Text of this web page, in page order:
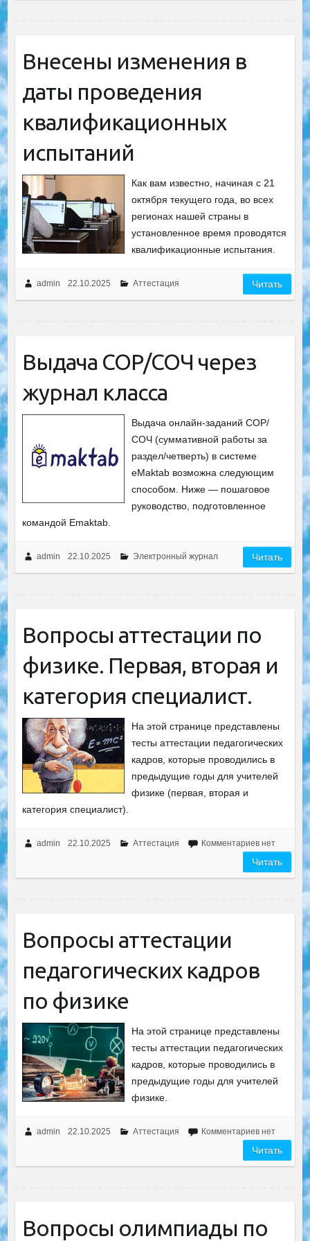
Внесены изменения в
даты проведения
квалификационных
испытаний
Как вам известно, начиная с 21
октября текущего года, во всех
регионах нашей страны в
установленное время проводятся
квалификационные испытания.
admin 22.10.2025 Аттестация Читать
Выдача СОР/СОЧ через
журнал класса
Выдача онлайн-заданий СОР/
СОЧ (суммативной работы за
раздел/четверть) в системе
eMaktab возможна следующим
способом. Ниже — пошаговое
руководство, подготовленное
командой Emaktab.
admin 22.10.2025 Электронный журнал Читать
Вопросы аттестации по
физике. Первая, вторая и
категория специалист.
На этой странице представлены
тесты аттестации педагогических
кадров, которые проводились в
предыдущие годы для учителей
физике (первая, вторая и
категория специалист).
admin 22.10.2025 Аттестация Комментариев нет
Читать
Вопросы аттестации
педагогических кадров
по физике
На этой странице представлены
тесты аттестации педагогических
кадров, которые проводились в
предыдущие годы для учителей
физике.
admin 22.10.2025 Аттестация Комментариев нет
Читать
Вопросы олимпиады по